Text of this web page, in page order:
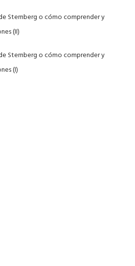
Sternberg o cómo comprender y
(II)
Sternberg o cómo comprender y
(I)